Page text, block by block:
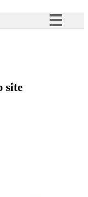
à informação
site